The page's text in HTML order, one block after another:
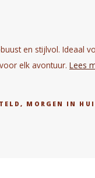
en stijlvol. Ideaal
elk avontuur. Lees
MORGEN IN